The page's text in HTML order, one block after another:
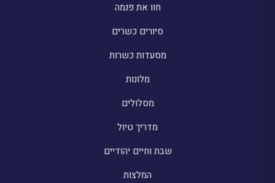
חוו את פנמה
סיורים כשרים
מסעדות כשרות
מלונות
מסלולים
מדריך טיול
שבת וחיים יהודיים
המלצות